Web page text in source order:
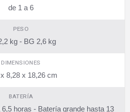
de 1 a 6
PESO
kg - BG 2,6 kg
DIMENSIONES
8,28 x 18,26 cm
BATERÍA
horas - Batería grande hasta 13